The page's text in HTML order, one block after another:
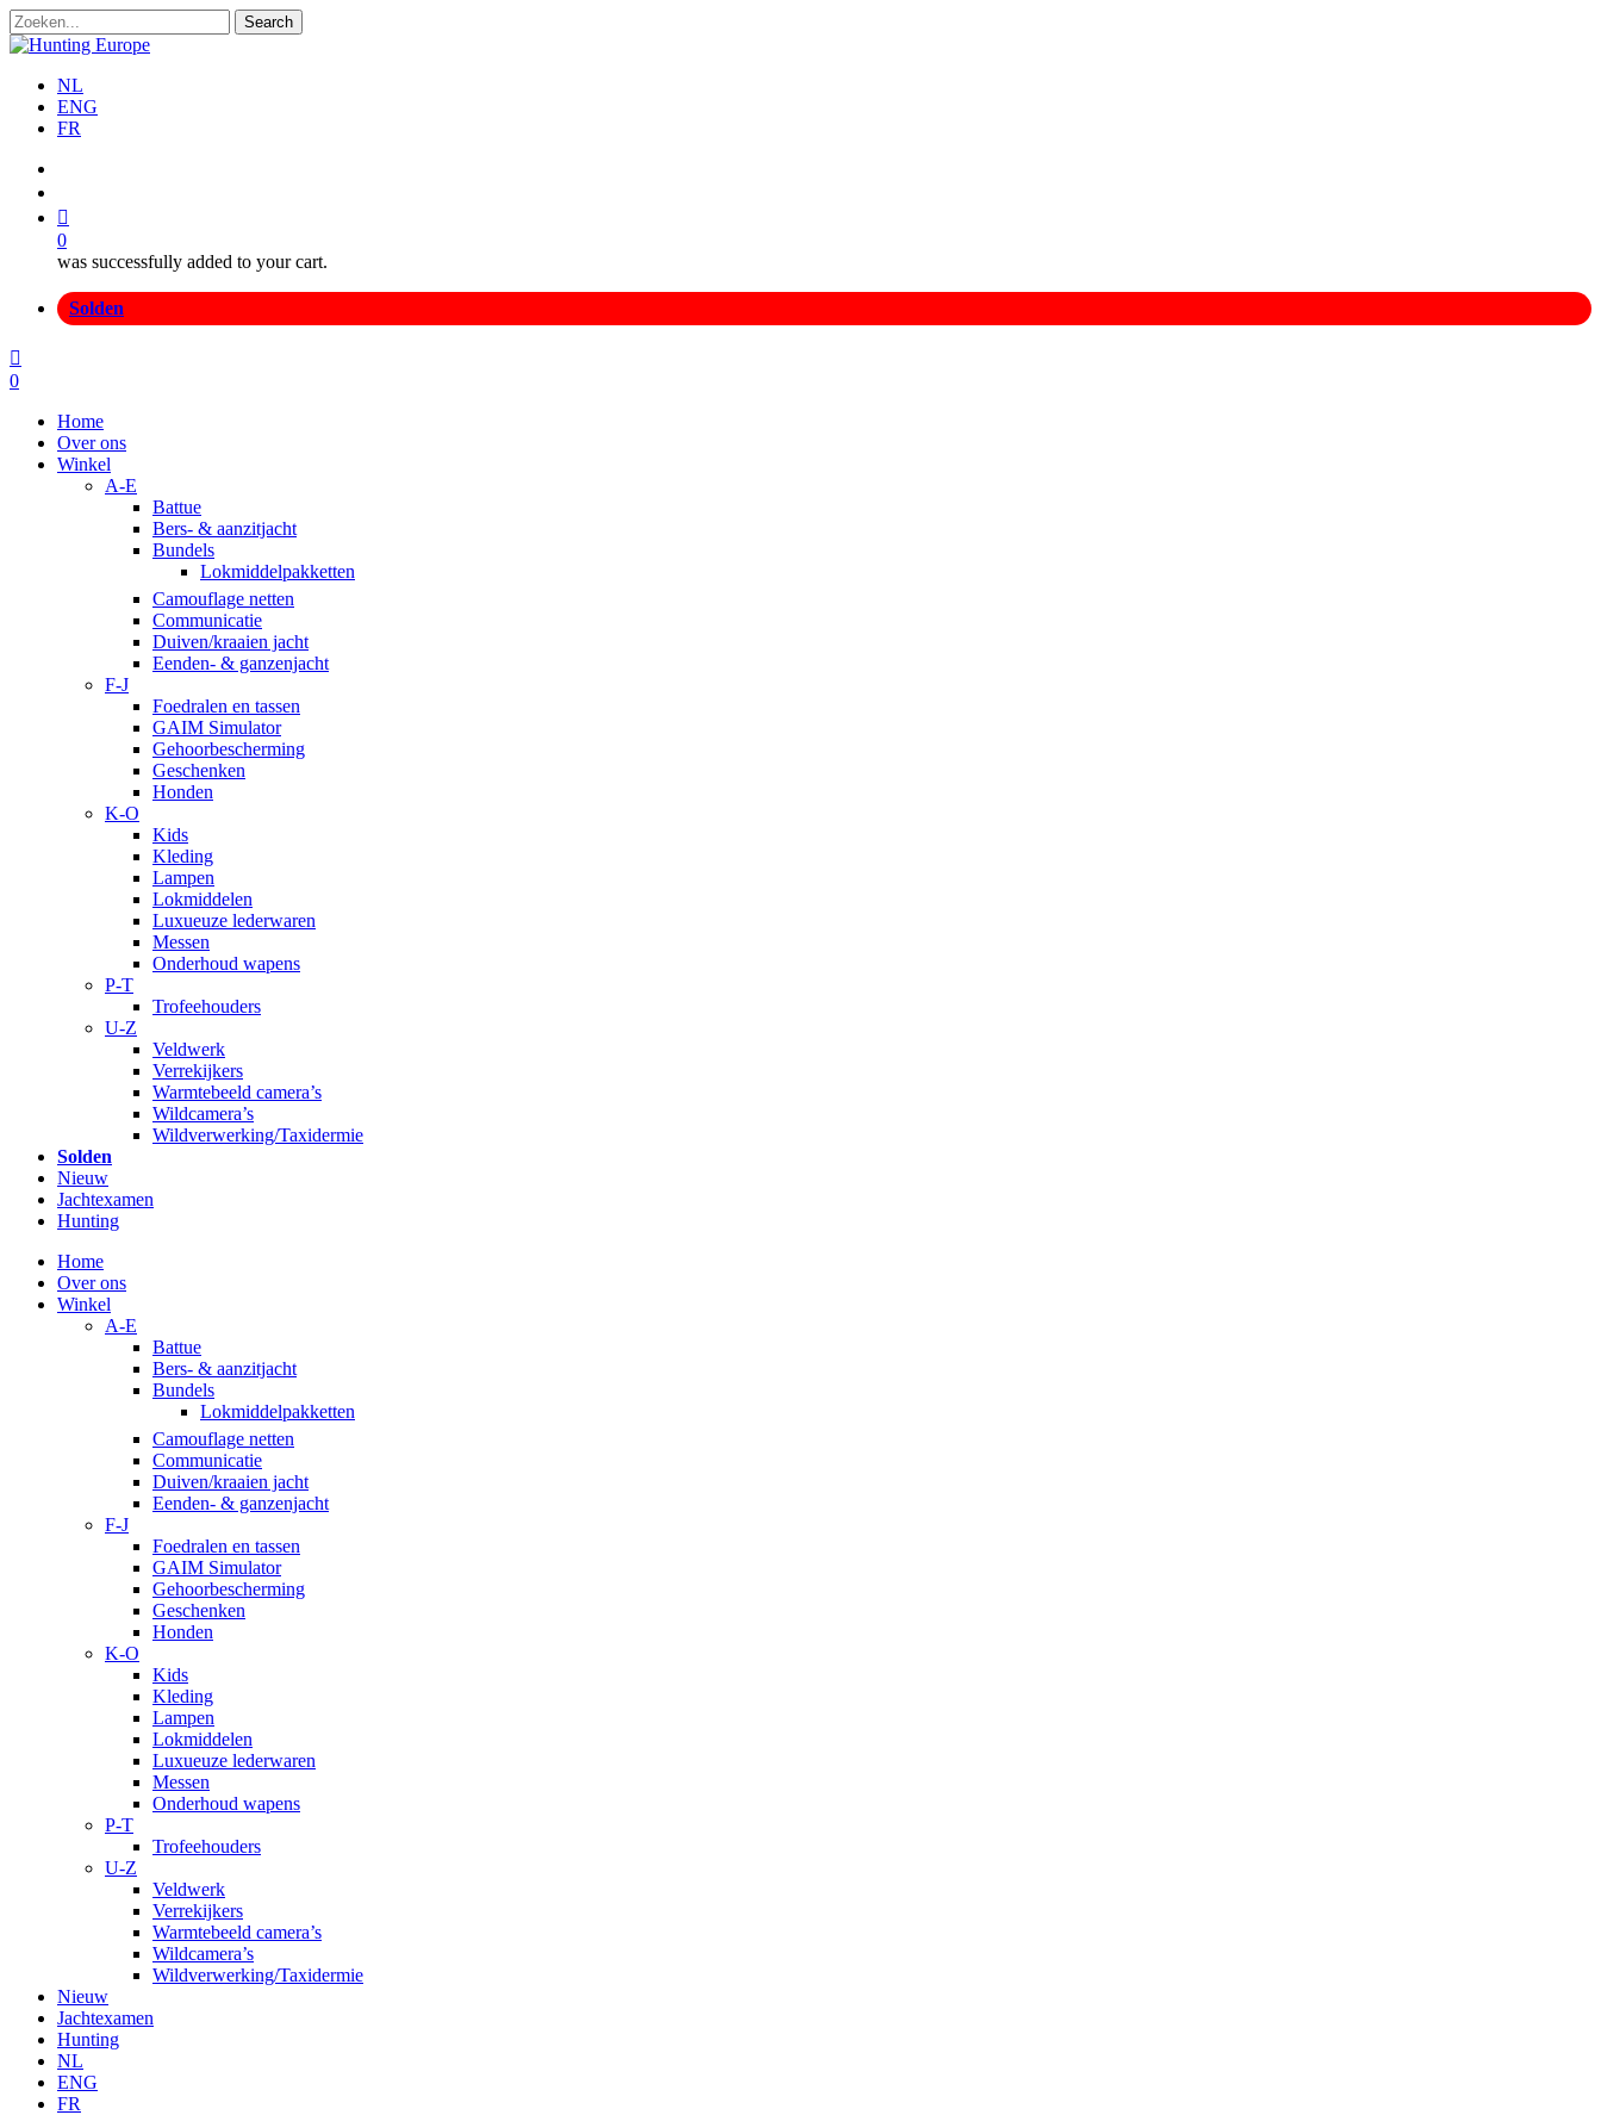
Skip
to
content
Search
Close
NL
ENG
FR
0
was successfully added to your cart.
Solden
search
account
0
Home
Over ons
Winkel
A-E
Battue
Bers- & aanzitjacht
Bundels
Lokmiddelpakketten
Camouflage netten
Communicatie
Duiven/kraaien jacht
Eenden- & ganzenjacht
F-J
Foedralen en tassen
GAIM Simulator
Gehoorbescherming
Geschenken
Honden
K-O
Kids
Kleding
Lampen
Lokmiddelen
Luxueuze lederwaren
Messen
Onderhoud wapens
P-T
Trofeehouders
U-Z
Veldwerk
Verrekijkers
Warmtebeeld camera’s
Wildcamera’s
Wildverwerking/Taxidermie
Solden
Nieuw
Jachtexamen
Hunting
Home
Over ons
Winkel
A-E
Battue
Bers- & aanzitjacht
Bundels
Lokmiddelpakketten
Camouflage netten
Communicatie
Duiven/kraaien jacht
Eenden- & ganzenjacht
F-J
Foedralen en tassen
GAIM Simulator
Gehoorbescherming
Geschenken
Honden
K-O
Kids
Kleding
Lampen
Lokmiddelen
Luxueuze lederwaren
Messen
Onderhoud wapens
P-T
Trofeehouders
U-Z
Veldwerk
Verrekijkers
Warmtebeeld camera’s
Wildcamera’s
Wildverwerking/Taxidermie
Nieuw
Jachtexamen
Hunting
NL
ENG
FR